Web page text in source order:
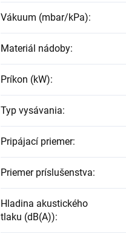
Vákuum (mbar/kPa):
Materiál nádoby:
Príkon (kW):
Typ vysávania:
Pripájací priemer:
Priemer príslušenstva:
Hladina akustického
tlaku (dB(A)):